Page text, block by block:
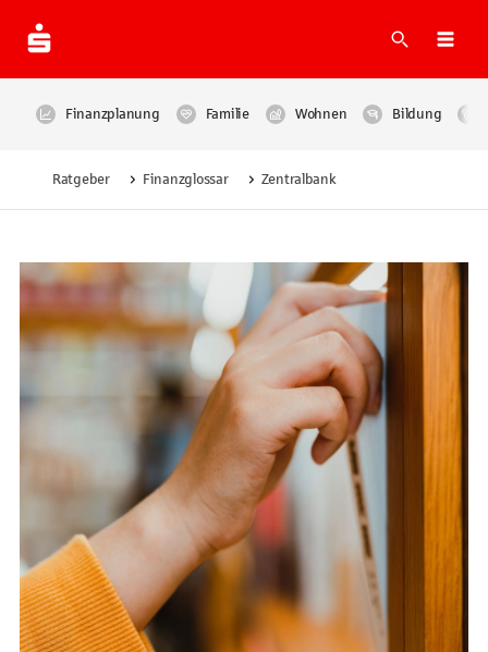
Suche
Finanzplanung Familie Wohnen Bildung
Ratgeber Finanzglossar Zentralbank